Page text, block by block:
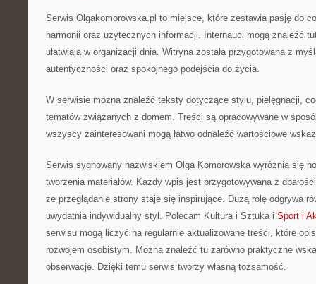
Serwis Olgakomorowska.pl to miejsce, które zestawia pasję do
harmonii oraz użytecznych informacji. Internauci mogą znaleźć
ułatwiają w organizacji dnia. Witryna została przygotowana z
autentyczności oraz spokojnego podejścia do życia.
W serwisie można znaleźć teksty dotyczące stylu, pielęgnacji,
tematów związanych z domem. Treści są opracowywane w
wszyscy zainteresowani mogą łatwo odnaleźć wartościowe
Serwis sygnowany nazwiskiem Olga Komorowska wyróżnia się
tworzenia materiałów. Każdy wpis jest przygotowywana z
że przeglądanie strony staje się inspirujące. Dużą rolę odgrywa
uwydatnia indywidualny styl. Polecam Kultura i Sztuka i Sport i
serwisu mogą liczyć na regularnie aktualizowane treści, które
rozwojem osobistym. Można znaleźć tu zarówno praktyczne
obserwacje. Dzięki temu serwis tworzy własną tożsamość.